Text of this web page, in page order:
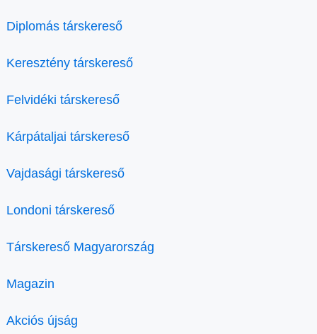
Diplomás társkereső
Keresztény társkereső
Felvidéki társkereső
Kárpátaljai társkereső
Vajdasági társkereső
Londoni társkereső
Társkereső Magyarország
Magazin
Akciós újság